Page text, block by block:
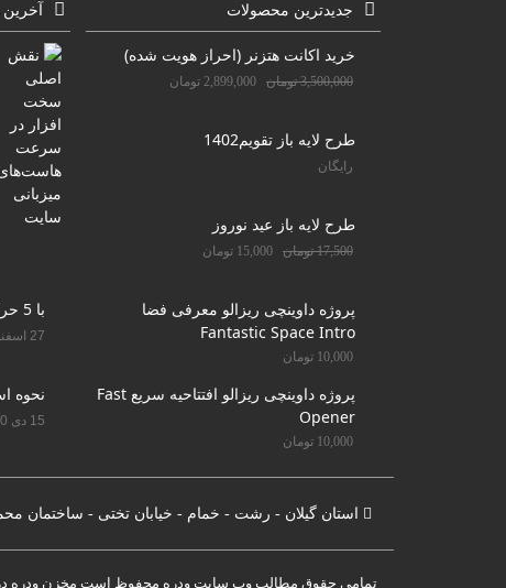
جدیدترین محصولات
خرید اکانت هتزنر (احراز هویت شده)
3,500,000 تومان 2,899,000 تومان
طرح لایه باز تقویم1402
رایگان
طرح لایه باز عید نوروز
17,500 تومان 15,000 تومان
پروژه داوینچی ریزالو معرفی فضا
Fantastic Space Intro
10,000 تومان
پروژه داوینچی ریزالو افتتاحیه سریع Fast
Opener
10,000 تومان
با 5 حرکت دندان را سفید کنید
27 اسفند 1400
نحوه
15 دی 1400
استان گیلان - رشت - خمام - خیابان تختی - ساختمان
تمامی حقوق مطالب وب سایت وِدِرِه محفوظ است مخزن ودره